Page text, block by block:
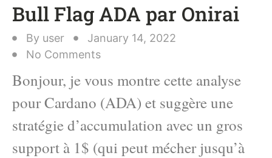
Bull Flag ADA par Onirai
By user
January 14, 2022
No Comments
Bonjour, je vous montre cette analyse
pour Cardano (ADA) et suggère une
stratégie d’accumulation avec un gros
support à 1$ (qui peut mécher jusqu’à